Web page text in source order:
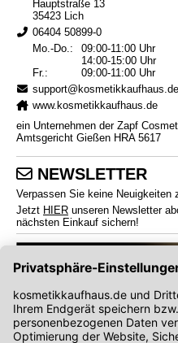
Hauptstraße 13
35423 Lich
06404 50899-0
Mo.-Do.:
09:00-11:00 Uhr
14:00-15:00 Uhr
Fr.:
09:00-11:00 Uhr
support@kosmetikkaufhaus.de
www.kosmetikkaufhaus.de
ein Unternehmen der Zapf
Amtsgericht Gießen HRA 5617
NEWSLETTER
Verpassen Sie keine Neuigkeiten
Jetzt HIER unseren Newsletter
nächsten Einkauf sichern!